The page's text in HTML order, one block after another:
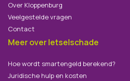
Over Kloppenburg
Veelgestelde vragen
Contact
Meer over letselschade
Hoe wordt smartengeld berekend?
Juridische hulp en kosten